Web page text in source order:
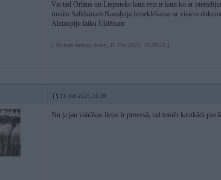
Vai tad Orlāns un Liepnieks kaut reiz ir kaut ko ar
runām.Salīdzinam Navaļnija izmeklēšanas ar visiem
Aiztaupiju laiku Uldēnam
[ Šo ziņu laboja hiouz, 11 Feb 2025, 16:39:23 ]
11. Feb 2025, 16:39
Nu ja jau vairākas lietas ir procesā, tad tomēr kautkādi